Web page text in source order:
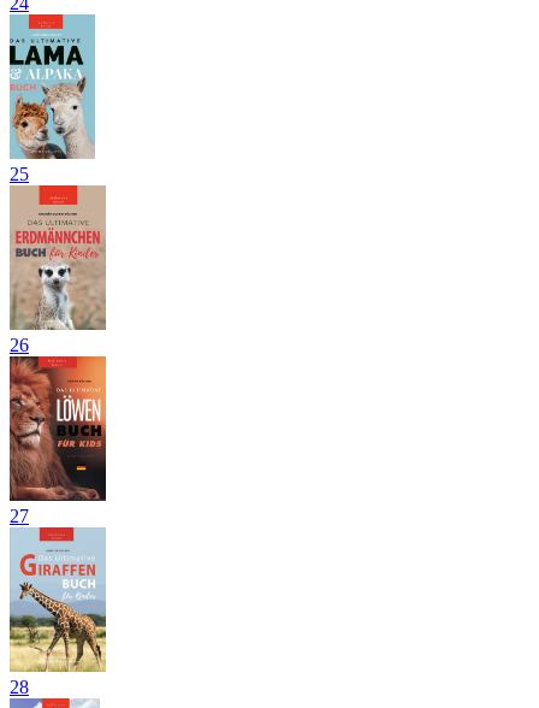
25
26
27
28